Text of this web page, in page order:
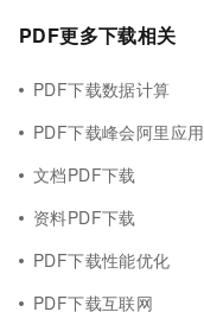
PDF更多下载相关
PDF下载数据计算
PDF下载峰会阿里应用
文档PDF下载
资料PDF下载
PDF下载性能优化
PDF下载互联网